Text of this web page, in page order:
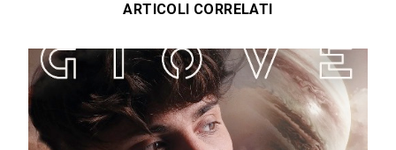
ARTICOLI CORRELATI